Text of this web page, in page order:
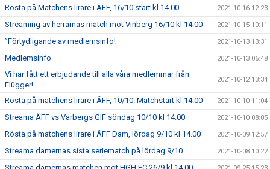
Rösta på Matchens lirare i ÄFF, 16/10 start kl 14.00 2021-10-16 12:23
Streaming av herrarnas match mot Vinberg 16/10 kl 14.00 2021-10-15 10:11
”Förtydligande av medlemsinfo! 2021-10-13 13:31
Medlemsinfo 2021-10-13 06:48
Vi har fått ett erbjudande till alla våra medlemmar från
Flügger!
2021-10-12 13:34
Rösta på matchens lirare i ÄFF, 10/10. Matchstart kl 14.00 2021-10-10 11:04
Streama ÄFF vs Varbergs GIF söndag 10/10 kl 14:00 2021-10-10 08:05
Rösta på matchens lirare i ÄFF Dam, lördag 9/10 kl 14.00 2021-10-09 12:57
Streama damernas sista seriematch på lördag 9/10 2021-10-08 10:22